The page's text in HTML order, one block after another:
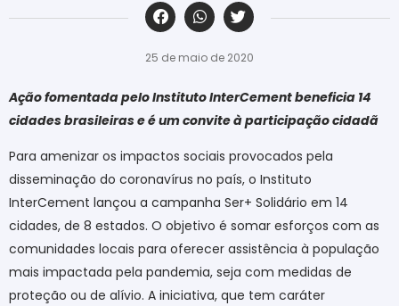
‎ ‎ ‎ ‎ ‎ ‎ ‎ ‎ ‎ ‎ ‎ ‎ ‎ ‎ ‎ ‎ ‎ ‎ ‎ ‎ ‎ ‎ ‎ ‎ ‎ ‎ ‎ ‎ ‎ ‎ ‎
25 de maio de 2020
Ação fomentada pelo Instituto InterCement beneficia 14
cidades brasileiras e é um convite à participação cidadã
Para amenizar os impactos sociais provocados pela
disseminação do coronavírus no país, o Instituto
InterCement lançou a campanha Ser+ Solidário em 14
cidades, de 8 estados. O objetivo é somar esforços com as
comunidades locais para oferecer assistência à população
mais impactada pela pandemia, seja com medidas de
proteção ou de alívio. A iniciativa, que tem caráter